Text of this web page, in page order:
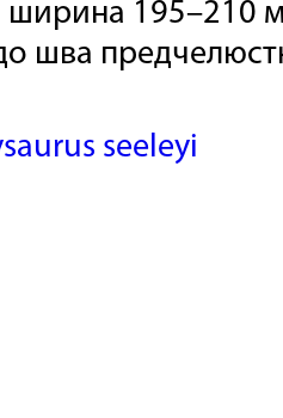
195–210
шва